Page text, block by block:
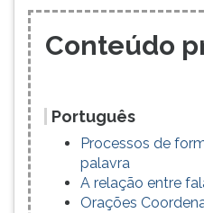
Conteúdo
Português
Processos de
palavra
A relação entre
Orações